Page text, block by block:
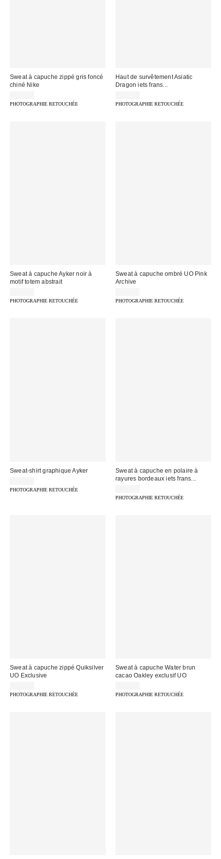
Sweat à capuche zippé gris foncé
chiné Nike
PHOTOGRAPHIE RETOUCHÉE
Haut de survêtement Asiatic
Dragon iets frans...
PHOTOGRAPHIE RETOUCHÉE
Sweat à capuche Ayker noir à
motif totem abstrait
PHOTOGRAPHIE RETOUCHÉE
Sweat à capuche ombré UO Pink
Archive
PHOTOGRAPHIE RETOUCHÉE
Sweat-shirt graphique Ayker
PHOTOGRAPHIE RETOUCHÉE
Sweat à capuche en polaire à
rayures bordeaux iets frans...
PHOTOGRAPHIE RETOUCHÉE
Sweat à capuche zippé Quiksilver
UO Exclusive
PHOTOGRAPHIE RETOUCHÉE
Sweat à capuche Water brun
cacao Oakley exclusif UO
PHOTOGRAPHIE RETOUCHÉE